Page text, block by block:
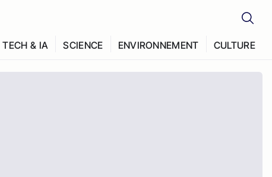
TECH & IA SCIENCE ENVIRONNEMENT CULTURE